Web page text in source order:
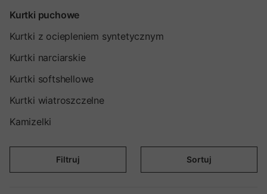
puchowe damskie, które z pewnością spełnią oczekiwania nawet
najbardziej wymagających Klientek. Sprawdź ofertę – gwarantujemy, że
Kurtki puchowe
Kurtki z ociepleniem syntetycznym
Kurtki narciarskie
Kurtki softshellowe
Kurtki wiatroszczelne
Kamizelki
Filtruj Sortuj